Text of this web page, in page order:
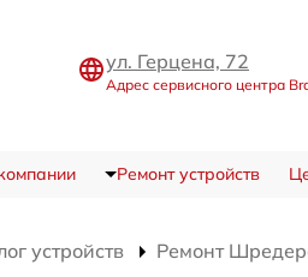
ул. Герцена, 72
Адрес сервисного центра
Ремонт устройств
устройств Ремонт